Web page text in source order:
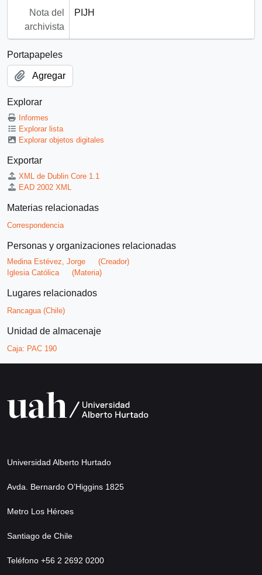
Nota del
archivista
PIJH
Portapapeles
Agregar
Explorar
Informes
Explorar lista
Explorar objetos digitales
Exportar
XML de Dublin Core 1.1
EAD 2002 XML
Materias relacionadas
Correspondencia
Personas y organizaciones relacionadas
Medina Estévez, Jorge
(Creador)
Iglesia Católica
(Materia)
Lugares relacionados
Rancagua (Chile)
Unidad de almacenaje
Caja: PAC 190
Universidad Alberto Hurtado
Avda. Bernardo O’Higgins 1825
Metro Los Héroes
Santiago de Chile
Teléfono +56 2 2692 0200